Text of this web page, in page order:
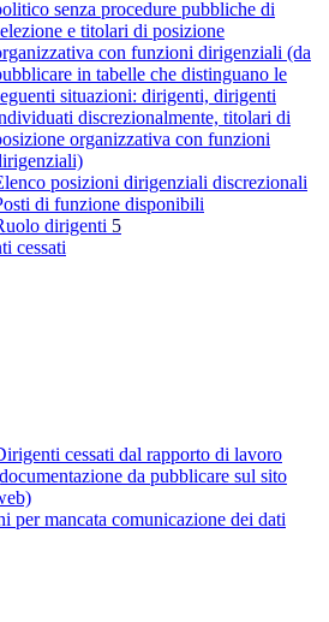
senza procedure pubbliche di
e titolari di posizione
con funzioni dirigenziali (da
in tabelle che distinguano le
situazioni: dirigenti, dirigenti
discrezionalmente, titolari di
organizzativa con funzioni
posizioni dirigenziali discrezionali
di funzione disponibili
dirigenti 5
cessati
cessati dal rapporto di lavoro
da pubblicare sul sito
per mancata comunicazione dei dati